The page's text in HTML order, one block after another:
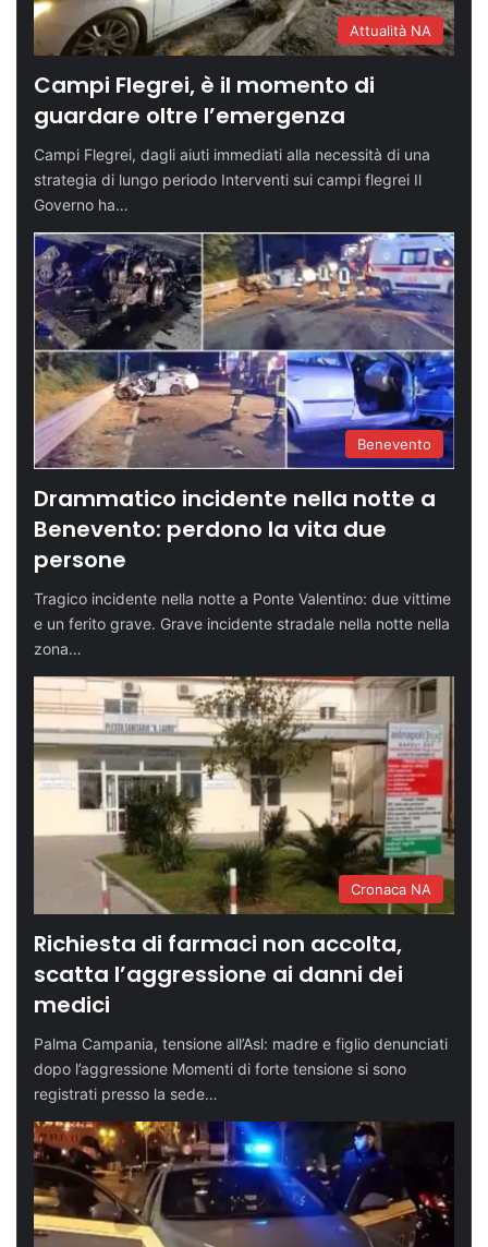
Attualità NA
Campi Flegrei, è il momento di
guardare oltre l’emergenza
Campi Flegrei, dagli aiuti immediati alla necessità di una
strategia di lungo periodo Interventi sui campi flegrei Il
Governo ha…
Benevento
Drammatico incidente nella notte a
Benevento: perdono la vita due
persone
Tragico incidente nella notte a Ponte Valentino: due vittime
e un ferito grave. Grave incidente stradale nella notte nella
zona…
Cronaca NA
Richiesta di farmaci non accolta,
scatta l’aggressione ai danni dei
medici
Palma Campania, tensione all’Asl: madre e figlio denunciati
dopo l’aggressione Momenti di forte tensione si sono
registrati presso la sede…